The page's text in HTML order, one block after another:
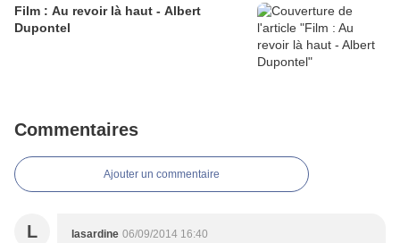
Film : Au revoir là haut - Albert
Dupontel
Commentaires
Ajouter un commentaire
L lasardine 06/09/2014 16:40